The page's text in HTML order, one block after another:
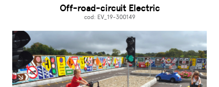
Off-road-circuit Electric
cod: EV_19-300149